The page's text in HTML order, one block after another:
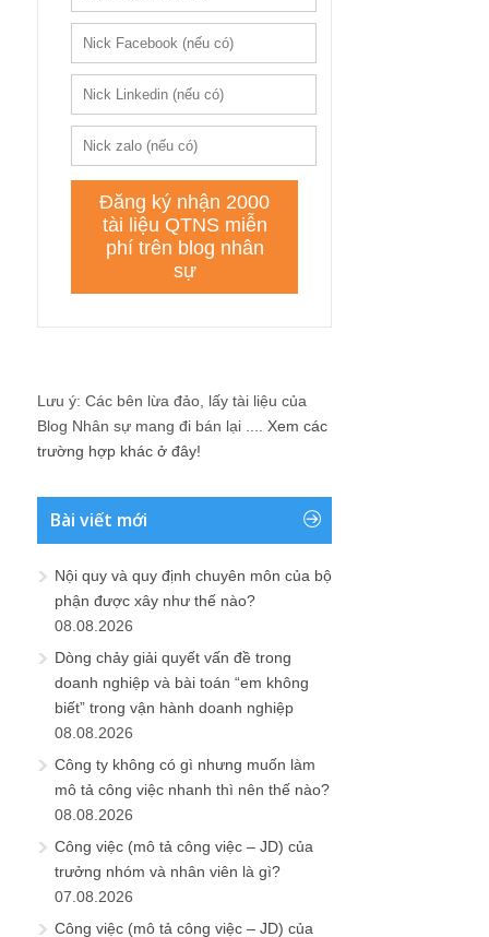
Lưu ý: Các bên lừa đảo, lấy tài liệu của
Blog Nhân sự mang đi bán lại .... Xem các
trường hợp khác ở đây!
Bài viết mới
Nội quy và quy định chuyên môn của bộ
phận được xây như thế nào?
08.08.2026
Dòng chảy giải quyết vấn đề trong
doanh nghiệp và bài toán “em không
biết” trong vận hành doanh nghiệp
08.08.2026
Công ty không có gì nhưng muốn làm
mô tả công việc nhanh thì nên thế nào?
08.08.2026
Công việc (mô tả công việc – JD) của
trưởng nhóm và nhân viên là gì?
07.08.2026
Công việc (mô tả công việc – JD) của